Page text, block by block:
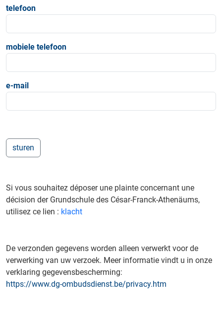
telefoon
mobiele telefoon
e-mail
Si vous souhaitez déposer une plainte concernant une
décision der Grundschule des César-Franck-Athenäums,
utilisez ce lien : klacht
De verzonden gegevens worden alleen verwerkt voor de
verwerking van uw verzoek. Meer informatie vindt u in onze
verklaring gegevensbescherming:
https://www.dg-ombudsdienst.be/privacy.htm